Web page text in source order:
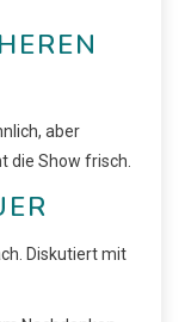
aber
die Show frisch.
Diskutiert mit